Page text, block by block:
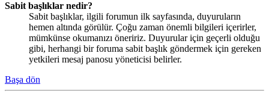
Sabit başlıklar nedir?
Sabit başlıklar, ilgili forumun ilk sayfasında, duyuruların
hemen altında görülür. Çoğu zaman önemli bilgileri içerirler,
mümkünse okumanızı öneririz. Duyurular için geçerli olduğu
gibi, herhangi bir foruma sabit başlık göndermek için gereken
yetkileri mesaj panosu yöneticisi belirler.
Başa dön